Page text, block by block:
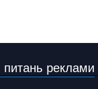
реклами